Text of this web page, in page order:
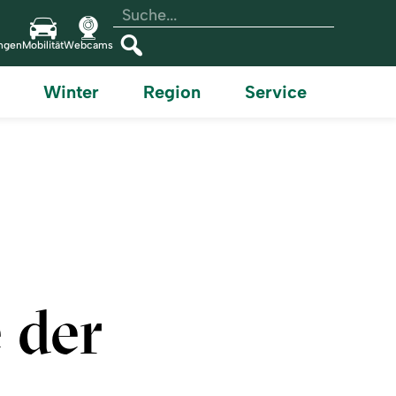
MobilitätWebcams
Volltextsuche
Suchtext
einfügen
Suchen
Winter Region Service